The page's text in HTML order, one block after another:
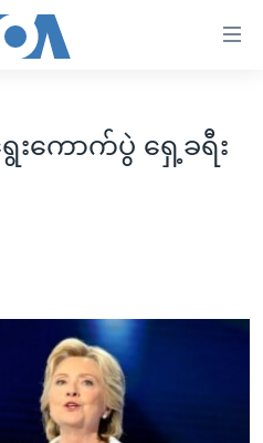
များ
ကောက်ပွဲ ရှေ့ခရီး